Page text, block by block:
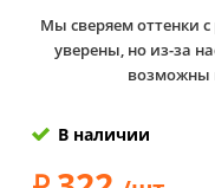
Мы сверяем оттенки
уверены, но из-за
возможны
В наличии